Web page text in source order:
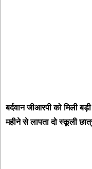
बर्दवान जीआरपी को मिली
महीने से लापता दो स्कूली